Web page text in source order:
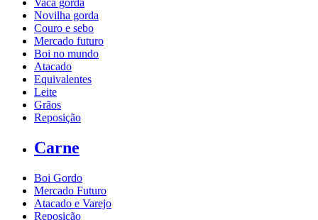
Vaca gorda
Novilha gorda
Couro e sebo
Mercado futuro
Boi no mundo
Atacado
Equivalentes
Leite
Grãos
Reposição
Carne
Boi Gordo
Mercado Futuro
Atacado e Varejo
Reposição